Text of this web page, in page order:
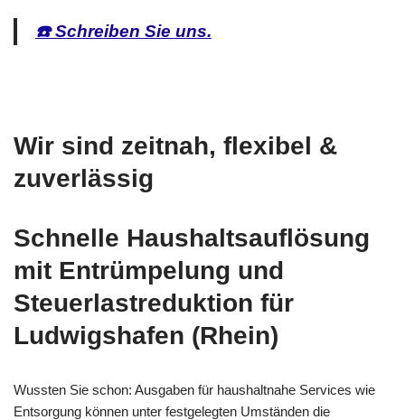
☎️ Schreiben Sie uns.
Wir sind zeitnah, flexibel &
zuverlässig
Schnelle Haushaltsauflösung
mit Entrümpelung und
Steuerlastreduktion für
Ludwigshafen (Rhein)
Wussten Sie schon: Ausgaben für haushaltnahe Services wie
Entsorgung können unter festgelegten Umständen die